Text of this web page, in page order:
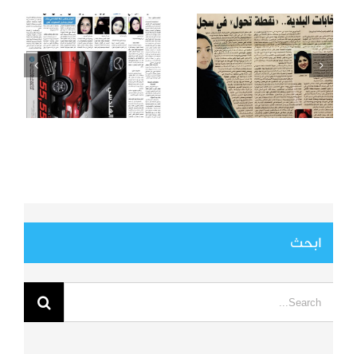
من أغلى ملك
المجالس البلدية
ابحث
for: